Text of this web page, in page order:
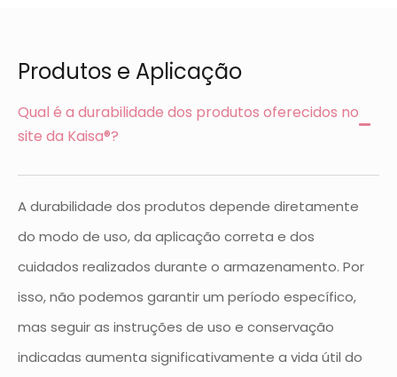
Produtos e Aplicação
Qual é a durabilidade dos produtos oferecidos no
site da Kaisa®?
A durabilidade dos produtos depende diretamente
do modo de uso, da aplicação correta e dos
cuidados realizados durante o armazenamento. Por
isso, não podemos garantir um período específico,
mas seguir as instruções de uso e conservação
indicadas aumenta significativamente a vida útil do